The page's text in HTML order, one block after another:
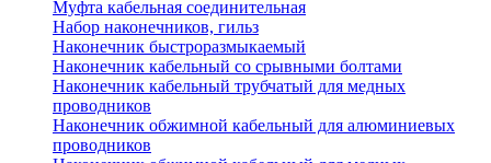
Муфта кабельная соединительная
Набор наконечников, гильз
Наконечник быстроразмыкаемый
Наконечник кабельный со срывными болтами
Наконечник кабельный трубчатый для медных
проводников
Наконечник обжимной кабельный для алюминиевых
проводников